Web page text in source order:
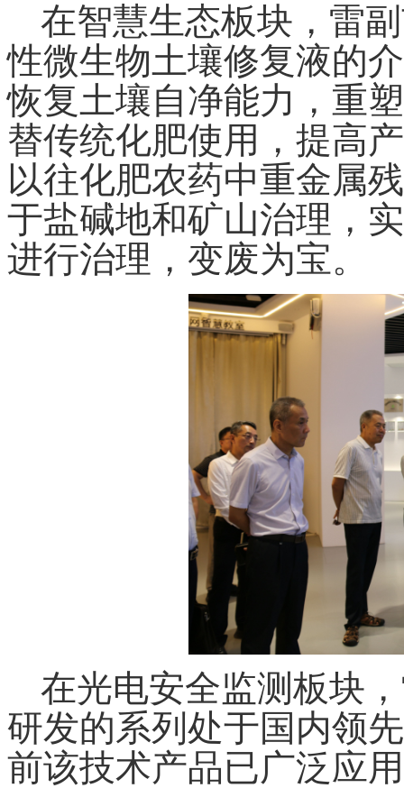
在智慧生态板块，雷
性微生物土壤修复液的
恢复土壤自净能力，重
替传统化肥使用，提高
以往化肥农药中重金属
于盐碱地和矿山治理，
进行治理，变废为宝。
在光电安全监测板块
研发的系列处于国内领
前该技术产品已广泛应